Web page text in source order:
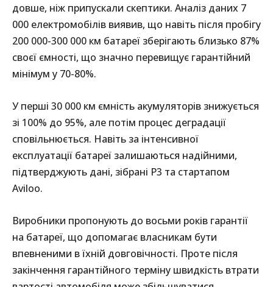
довше, ніж припускали скептики. Аналіз даних 7
000 електромобілів виявив, що навіть після пробігу
200 000-300 000 км батареї зберігають близько 87%
своєї ємності, що значно перевищує гарантійний
мінімум у 70-80%.
У перші 30 000 км ємність акумуляторів знижується
зі 100% до 95%, але потім процес деградації
сповільнюється. Навіть за інтенсивної
експлуатації батареї залишаються надійними,
підтверджують дані, зібрані P3 та стартапом
Aviloo.
Виробники пропонують до восьми років гарантії
на батареї, що допомагає власникам бути
впевненими в їхній довговічності. Проте після
закінчення гарантійного терміну швидкість втрати